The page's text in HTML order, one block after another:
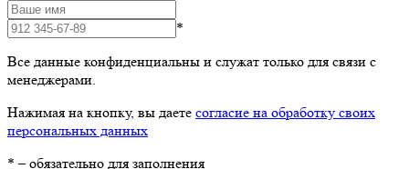
*
Все данные конфиденциальны и служат только для связи с
менеджерами.
Нажимая на кнопку, вы даете согласие на обработку своих
персональных данных
* – обязательно для заполнения